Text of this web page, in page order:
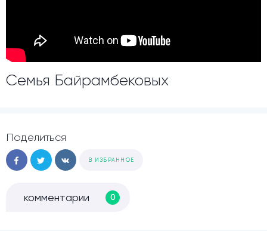
Семья Байрамбековых
Поделиться
В ИЗБРАННОЕ
комментарии 0